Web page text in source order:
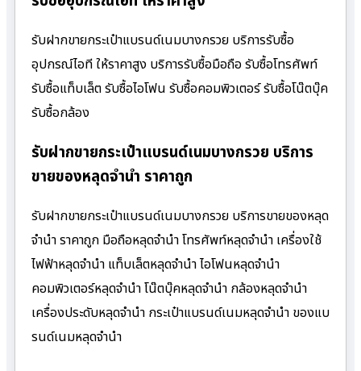
รับฝากขายกระเป๋าแบรนด์เนมบางกรวย บริการรับซื้อ
อุปกรณ์ไอที ให้ราคาสูง บริการรับซื้อมือถือ รับซื้อโทรศัพท์
รับซื้อแท็บเล็ต รับซื้อไอโฟน รับซื้อคอมพิวเตอร์ รับซื้อโน๊ตบุ๊ค
รับซื้อกล้อง
รับฝากขายกระเป๋าแบรนด์เนมบางกรวย บริการ
ขายของหลุดจำนำ ราคาถูก
รับฝากขายกระเป๋าแบรนด์เนมบางกรวย บริการขายของหลุด
จำนำ ราคาถูก มือถือหลุดจำนำ โทรศัพท์หลุดจำนำ เครื่องใช้
ไฟฟ้าหลุดจำนำ แท็บเล็ตหลุดจำนำ ไอโฟนหลุดจำนำ
คอมพิวเตอร์หลุดจำนำ โน๊ตบุ๊คหลุดจำนำ กล้องหลุดจำนำ
เครื่องประดับหลุดจำนำ กระเป๋าแบรนด์เนมหลุดจำนำ ของแบ
รนด์เนมหลุดจำนำ